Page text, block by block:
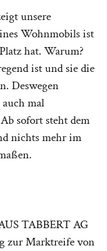
unsere
Wohnmobils ist
hat. Warum?
ist und sie die
Deswegen
mal
sofort steht dem
nichts mehr im
TABBERT AG
zur Marktreife von